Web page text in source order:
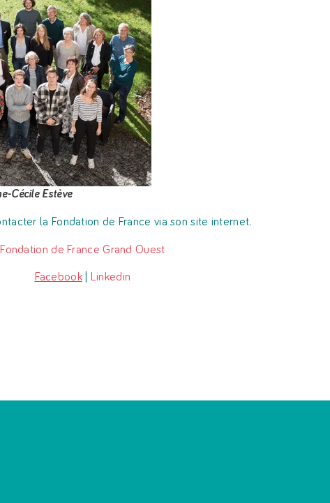
Cécile Estève
la Fondation de France via son site internet.
Fondation de France Grand Ouest
Facebook| Linkedin